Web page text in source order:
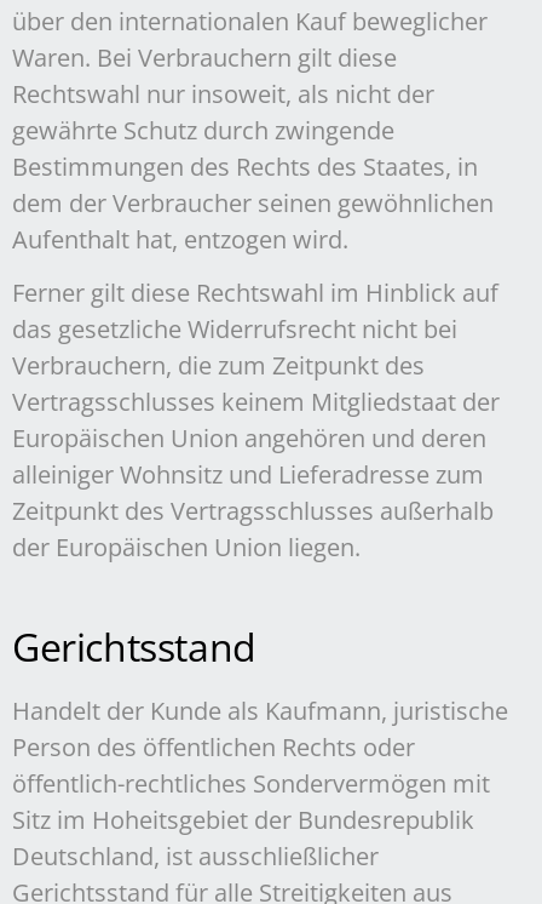
über den internationalen Kauf beweglicher
Waren. Bei Verbrauchern gilt diese
Rechtswahl nur insoweit, als nicht der
gewährte Schutz durch zwingende
Bestimmungen des Rechts des Staates, in
dem der Verbraucher seinen gewöhnlichen
Aufenthalt hat, entzogen wird.
Ferner gilt diese Rechtswahl im Hinblick auf
das gesetzliche Widerrufsrecht nicht bei
Verbrauchern, die zum Zeitpunkt des
Vertragsschlusses keinem Mitgliedstaat der
Europäischen Union angehören und deren
alleiniger Wohnsitz und Lieferadresse zum
Zeitpunkt des Vertragsschlusses außerhalb
der Europäischen Union liegen.
Gerichtsstand
Handelt der Kunde als Kaufmann, juristische
Person des öffentlichen Rechts oder
öffentlich-rechtliches Sondervermögen mit
Sitz im Hoheitsgebiet der Bundesrepublik
Deutschland, ist ausschließlicher
Gerichtsstand für alle Streitigkeiten aus